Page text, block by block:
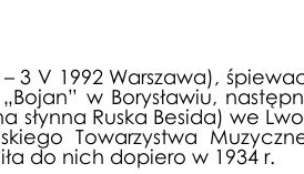
– 3 V 1992 Warszawa),
w Borysławiu,
słynna Ruska Besida) we
Towarzystwa
do nich dopiero w 1934 r.